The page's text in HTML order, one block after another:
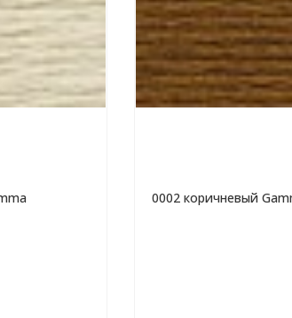
0002 коричневый